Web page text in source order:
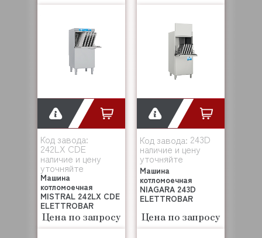
Код завода:
242LX CDE
наличие и цену
уточняйте
Машина
котломоечная
MISTRAL 242LX CDE
ELETTROBAR
Цена по запросу
Код завода: 243D
наличие и цену
уточняйте
Машина
котломоечная
NIAGARA 243D
ELETTROBAR
Цена по запросу